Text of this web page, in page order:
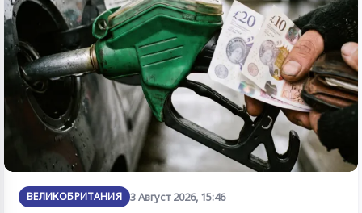
ВЕЛИКОБРИТАНИЯ 3 Август 2026, 15:46